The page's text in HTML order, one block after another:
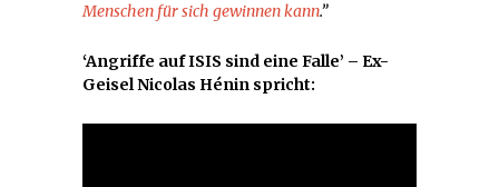
Menschen für sich gewinnen kann.”
‘Angriffe auf ISIS sind eine Falle’ – Ex-
Geisel Nicolas Hénin spricht: